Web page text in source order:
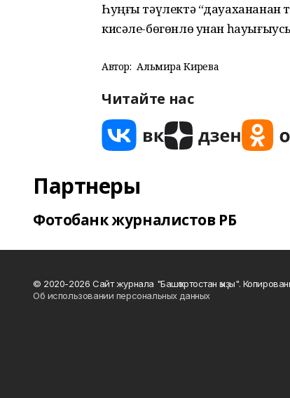
Һуңғы тәүлектә “дауахананан
кисәле-бөгөнлө унан
Автор: Альмира Кирәева
Читайте нас
Партнеры
Фотобанк журналистов РБ
© 2020-2026 Сайт журнала "Башҡортостан ҡыҙы".
Об использовании персональных данных